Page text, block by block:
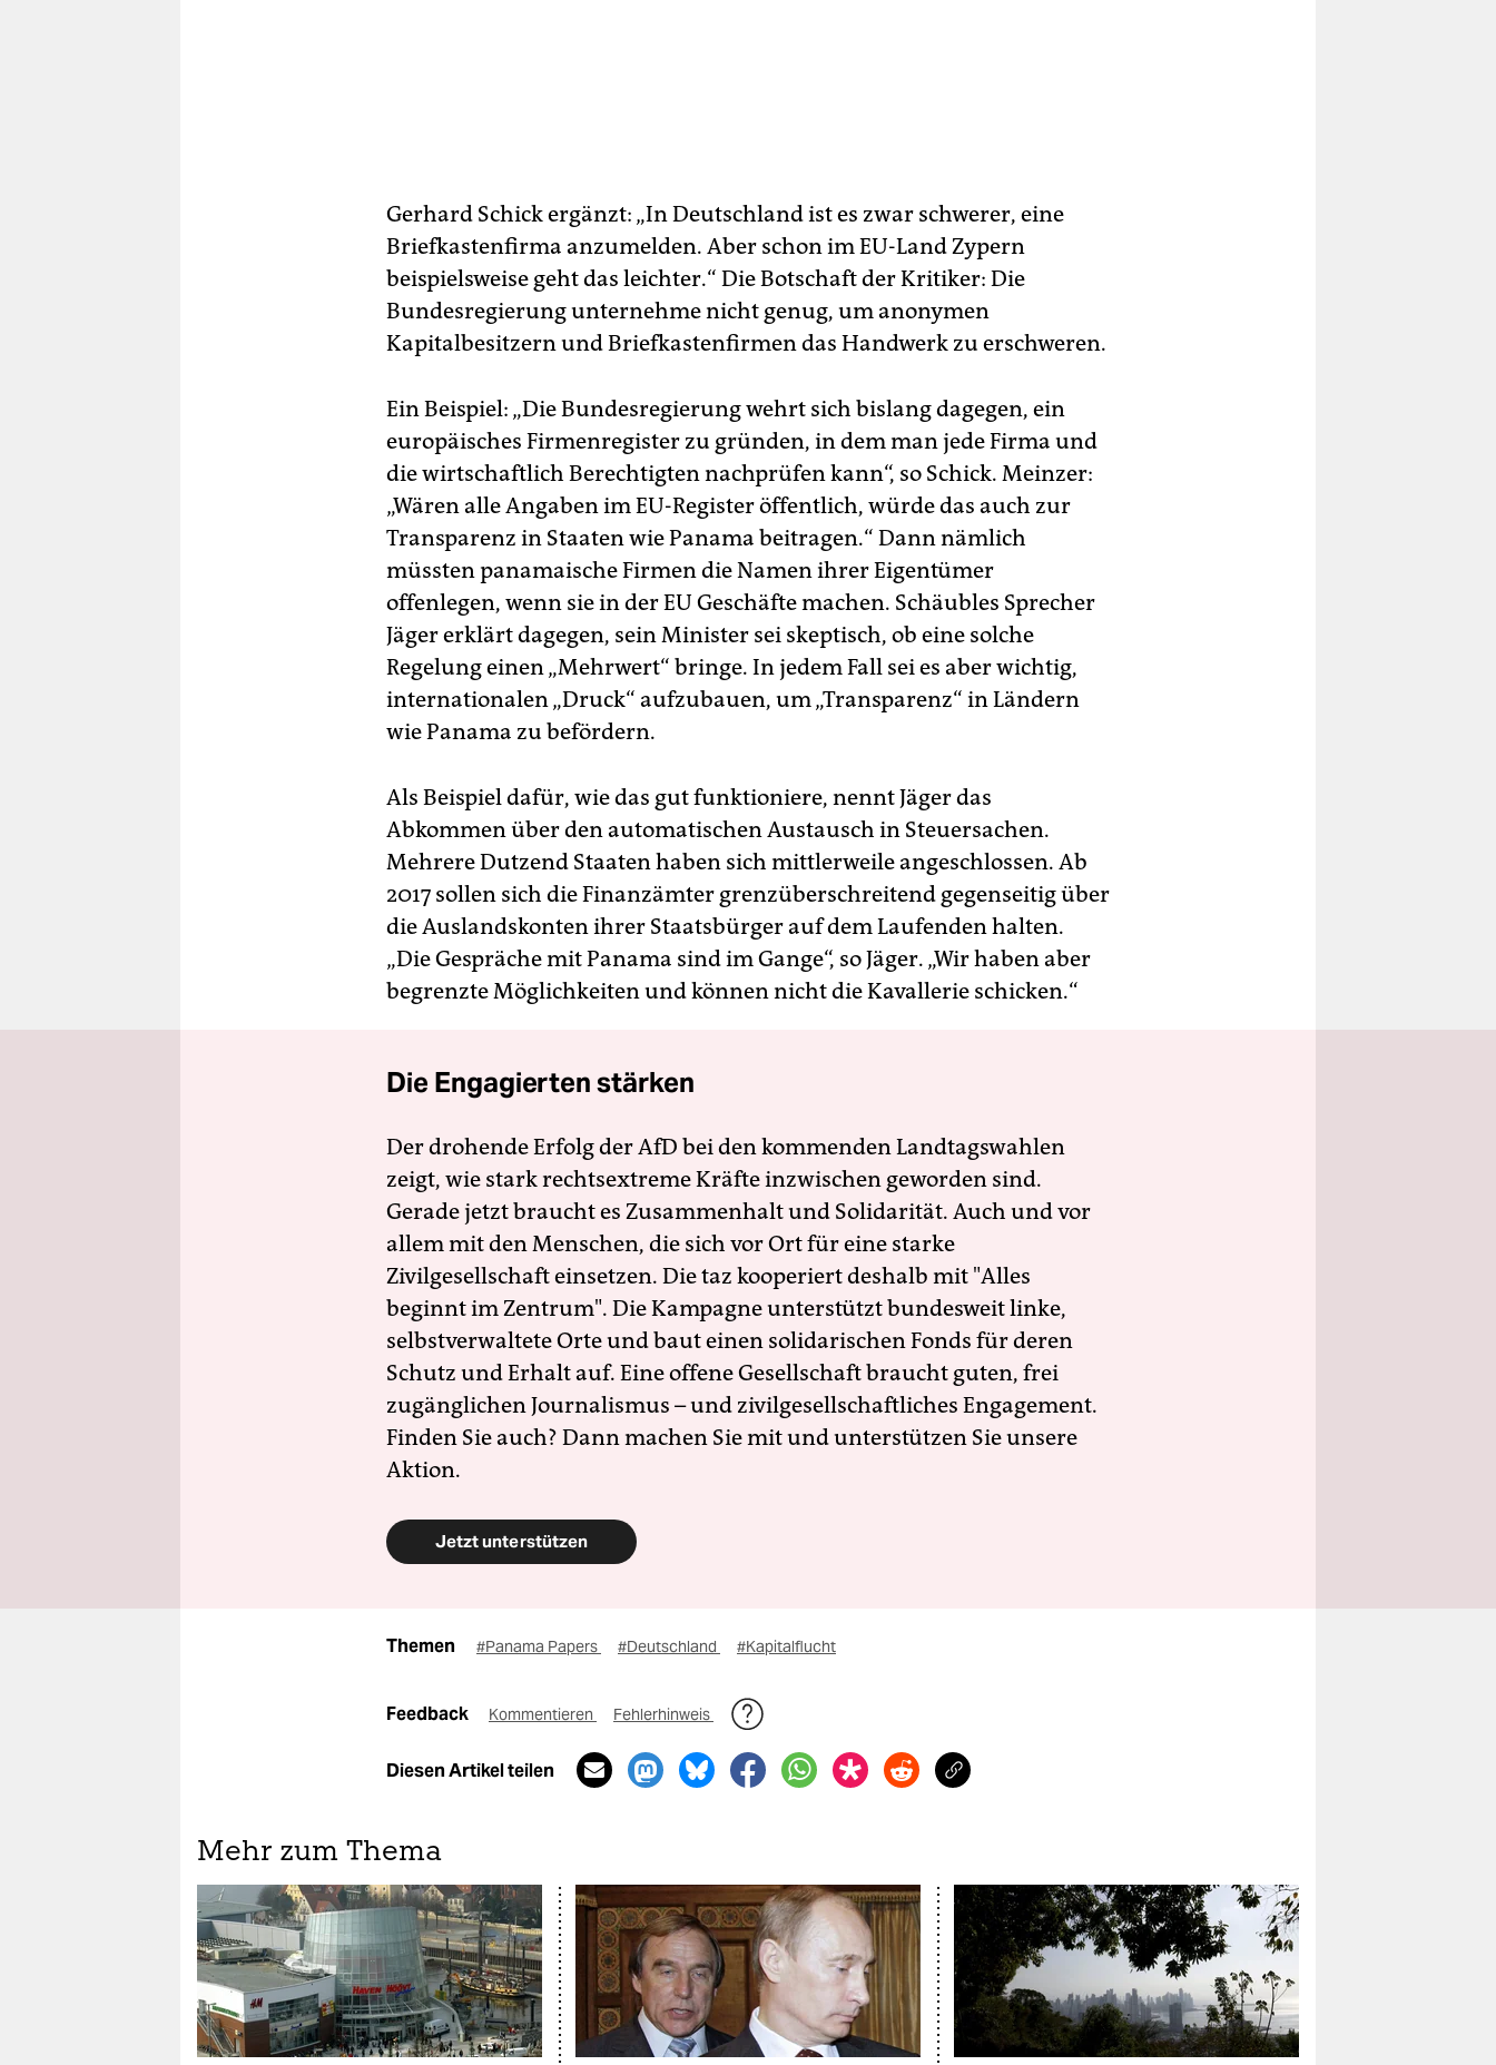
Gerhard Schick ergänzt: „In Deutschland ist es zwar schwerer, eine
Briefkastenfirma anzumelden. Aber schon im EU-Land Zypern
beispielsweise geht das leichter.“ Die Botschaft der Kritiker: Die
Bundesregierung unternehme nicht genug, um anonymen
Kapitalbesitzern und Briefkastenfirmen das Handwerk zu erschweren.
Ein Beispiel: „Die Bundesregierung wehrt sich bislang dagegen, ein
europäisches Firmenregister zu gründen, in dem man jede Firma und
die wirtschaftlich Berechtigten nachprüfen kann“, so Schick. Meinzer:
„Wären alle Angaben im EU-Register öffentlich, würde das auch zur
Transparenz in Staaten wie Panama beitragen.“ Dann nämlich
müssten panamaische Firmen die Namen ihrer Eigentümer
offenlegen, wenn sie in der EU Geschäfte machen. Schäubles Sprecher
Jäger erklärt dagegen, sein Minister sei skeptisch, ob eine solche
Regelung einen „Mehrwert“ bringe. In jedem Fall sei es aber wichtig,
internationalen „Druck“ aufzubauen, um „Transparenz“ in Ländern
wie Panama zu befördern.
Als Beispiel dafür, wie das gut funktioniere, nennt Jäger das
Abkommen über den automatischen Austausch in Steuersachen.
Mehrere Dutzend Staaten haben sich mittlerweile angeschlossen. Ab
2017 sollen sich die Finanzämter grenzüberschreitend gegenseitig über
die Auslandskonten ihrer Staatsbürger auf dem Laufenden halten.
„Die Gespräche mit Panama sind im Gange“, so Jäger. „Wir haben aber
begrenzte Möglichkeiten und können nicht die Kavallerie schicken.“
Die Engagierten stärken
Der drohende Erfolg der AfD bei den kommenden Landtagswahlen
zeigt, wie stark rechtsextreme Kräfte inzwischen geworden sind.
Gerade jetzt braucht es Zusammenhalt und Solidarität. Auch und vor
allem mit den Menschen, die sich vor Ort für eine starke
Zivilgesellschaft einsetzen. Die taz kooperiert deshalb mit "Alles
beginnt im Zentrum". Die Kampagne unterstützt bundesweit linke,
selbstverwaltete Orte und baut einen solidarischen Fonds für deren
Schutz und Erhalt auf. Eine offene Gesellschaft braucht guten, frei
zugänglichen Journalismus – und zivilgesellschaftliches Engagement.
Finden Sie auch? Dann machen Sie mit und unterstützen Sie unsere
Aktion.
Jetzt unterstützen
Themen #Panama Papers #Deutschland #Kapitalflucht
Feedback Kommentieren Fehlerhinweis
Diesen Artikel teilen
Mehr zum Thema